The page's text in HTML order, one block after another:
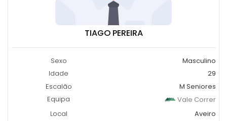
TIAGO PEREIRA
Sexo
Masculino
Idade
29
Escalão
M Seniores
Equipa
Vale Correr
Local
Aveiro